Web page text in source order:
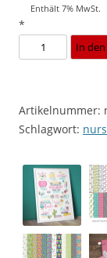
Enthält 7% MwSt.
*
Plotterdatei
"Sprüche
Papiere
[Digital]
In
Artikelnummer:
Schlagwort: